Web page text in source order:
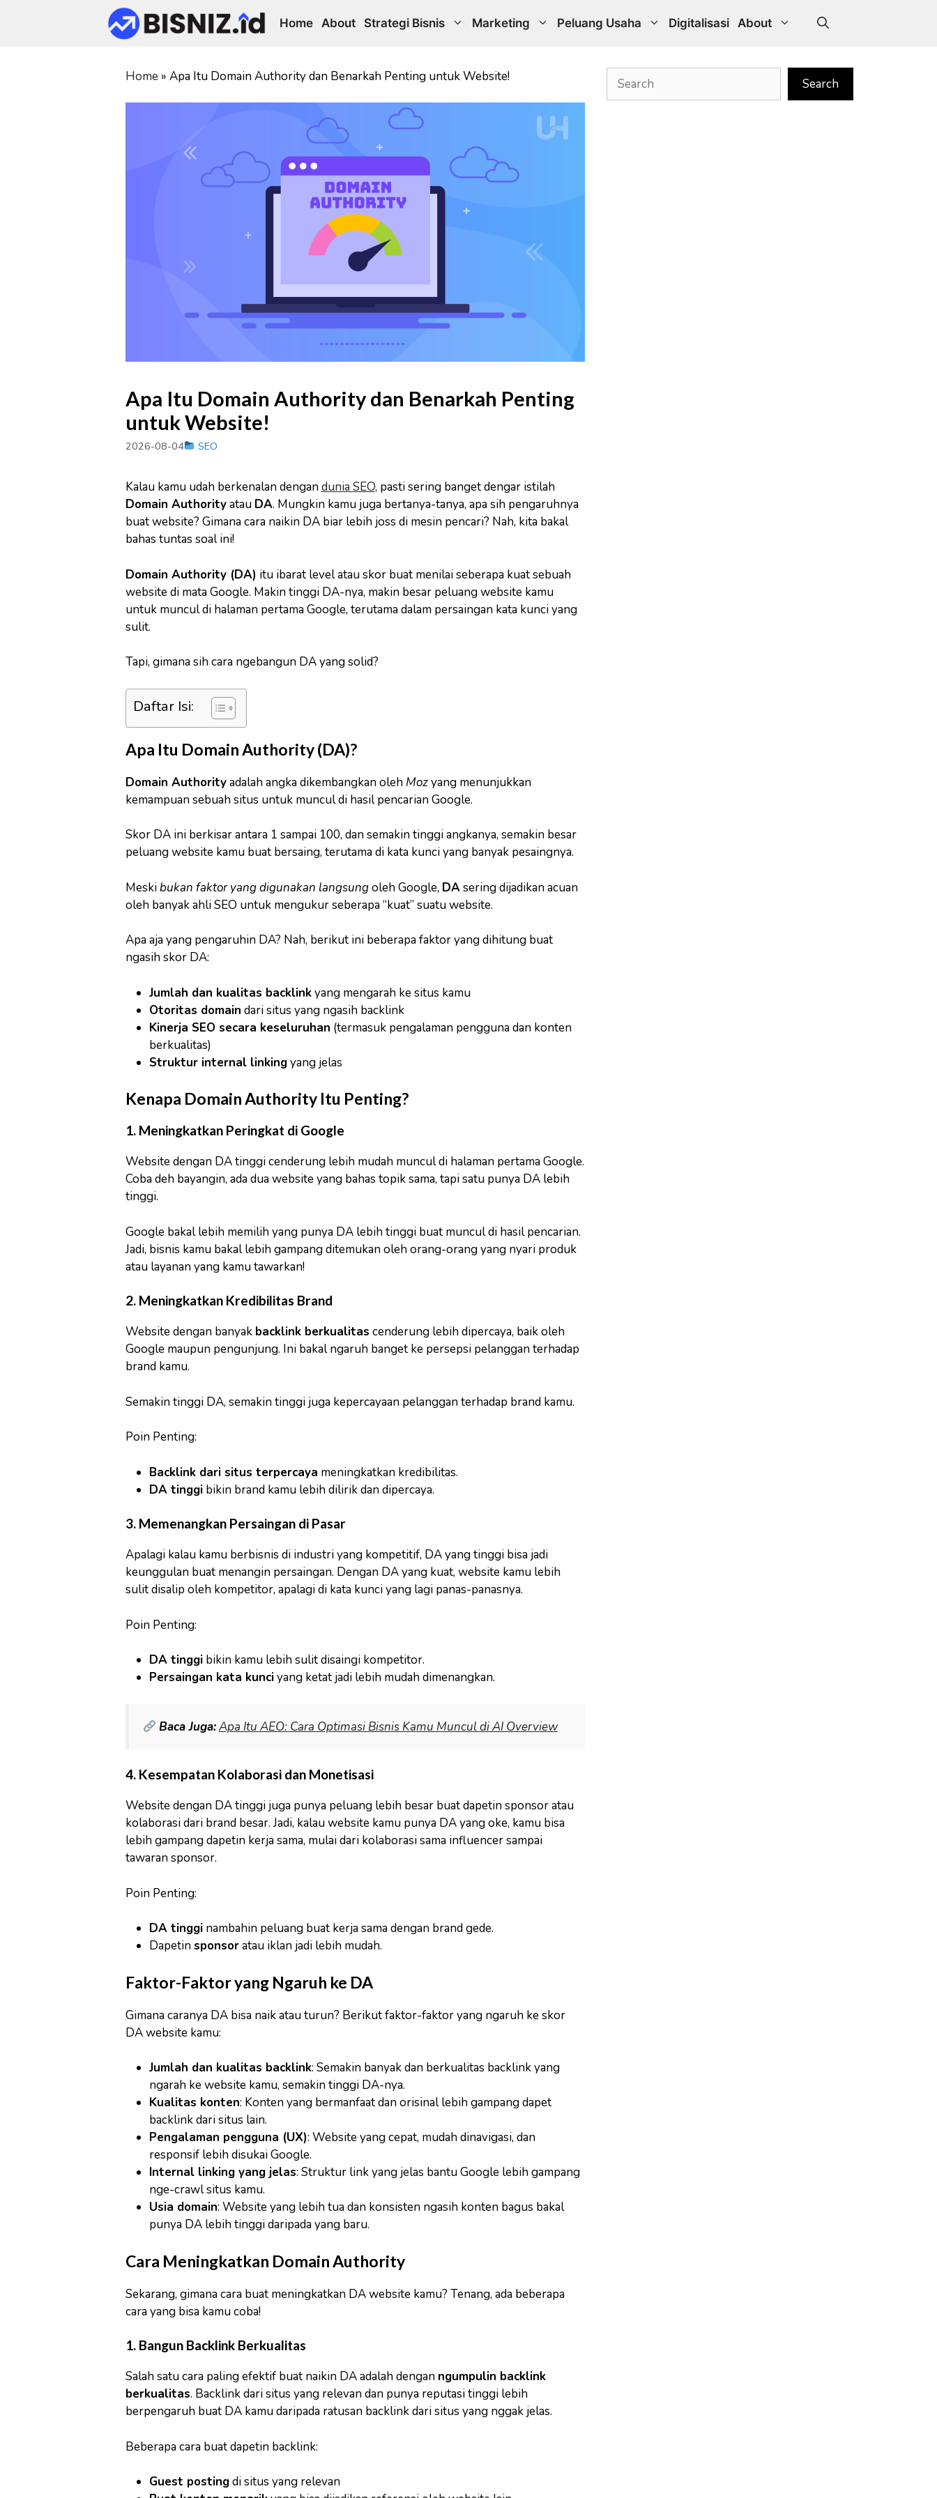
Home About Strategi Bisnis Marketing Peluang Usaha Digitalisasi About
Home » Apa Itu Domain Authority dan Benarkah Penting untuk Website!
Apa Itu Domain Authority dan Benarkah Penting
untuk Website!
2026-08-04 SEO
Kalau kamu udah berkenalan dengandunia SEO, pasti sering banget dengar istilah
Domain Authorityatau DA. Mungkin kamu juga bertanya-tanya, apa sih pengaruhnya
buat website? Gimana cara naikin DA biar lebih joss di mesin pencari? Nah, kita bakal
bahas tuntas soal ini!
Domain Authority (DA) itu ibarat level atau skor buat menilai seberapa kuat sebuah
website di mata Google. Makin tinggi DA-nya, makin besar peluang website kamu
untuk muncul di halaman pertama Google, terutama dalam persaingan kata kunci yang
sulit.
Tapi, gimana sih cara ngebangun DA yang solid?
Daftar Isi:
Apa Itu Domain Authority (DA)?
Domain Authorityadalah angka dikembangkan oleh Mozyang menunjukkan
kemampuan sebuah situs untuk muncul di hasil pencarian Google.
Skor DA ini berkisar antara 1 sampai 100, dan semakin tinggi angkanya, semakin besar
peluang website kamu buat bersaing, terutama di kata kunci yang banyak pesaingnya.
Meskibukan faktor yang digunakan langsungoleh Google, DAsering dijadikan acuan
oleh banyak ahli SEO untuk mengukur seberapa “kuat” suatu website.
Apa aja yang pengaruhin DA? Nah, berikut ini beberapa faktor yang dihitung buat
ngasih skor DA:
Jumlah dan kualitas backlinkyang mengarah ke situs kamu
Otoritas domain dari situs yang ngasih backlink
Kinerja SEO secara keseluruhan (termasuk pengalaman pengguna dan konten
berkualitas)
Struktur internal linkingyang jelas
Kenapa Domain Authority Itu Penting?
1. Meningkatkan Peringkat di Google
Website dengan DA tinggi cenderung lebih mudah muncul di halaman pertama Google.
Coba deh bayangin, ada dua website yang bahas topik sama, tapi satu punya DA lebih
tinggi.
Google bakal lebih memilih yang punya DA lebih tinggi buat muncul di hasil pencarian.
Jadi, bisnis kamu bakal lebih gampang ditemukan oleh orang-orang yang nyari produk
atau layanan yang kamu tawarkan!
2. Meningkatkan Kredibilitas Brand
Website dengan banyak backlink berkualitas cenderung lebih dipercaya, baik oleh
Google maupun pengunjung. Ini bakal ngaruh banget ke persepsi pelanggan terhadap
brand kamu.
Semakin tinggi DA, semakin tinggi juga kepercayaan pelanggan terhadap brand kamu.
Poin Penting:
Backlink dari situs terpercaya meningkatkan kredibilitas.
DA tinggibikin brand kamu lebih dilirik dan dipercaya.
3. Memenangkan Persaingan di Pasar
Apalagi kalau kamu berbisnis di industri yang kompetitif, DA yang tinggi bisa jadi
keunggulan buat menangin persaingan. Dengan DA yang kuat, website kamu lebih
sulit disalip oleh kompetitor, apalagi di kata kunci yang lagi panas-panasnya.
Poin Penting:
DA tinggibikin kamu lebih sulit disaingi kompetitor.
Persaingan kata kunciyang ketat jadi lebih mudah dimenangkan.
Baca Juga:Apa Itu AEO: Cara Optimasi Bisnis Kamu Muncul di AI Overview
4. Kesempatan Kolaborasi dan Monetisasi
Website dengan DA tinggi juga punya peluang lebih besar buat dapetin sponsor atau
kolaborasi dari brand besar. Jadi, kalau website kamu punya DA yang oke, kamu bisa
lebih gampang dapetin kerja sama, mulai dari kolaborasi sama influencer sampai
tawaran sponsor.
Poin Penting:
DA tingginambahin peluang buat kerja sama dengan brand gede.
Dapetinsponsoratau iklan jadi lebih mudah.
Faktor-Faktor yang Ngaruh ke DA
Gimana caranya DA bisa naik atau turun? Berikut faktor-faktor yang ngaruh ke skor
DA website kamu:
Jumlah dan kualitas backlink: Semakin banyak dan berkualitas backlink yang
ngarah ke website kamu, semakin tinggi DA-nya.
Kualitas konten: Konten yang bermanfaat dan orisinal lebih gampang dapet
backlink dari situs lain.
Pengalaman pengguna (UX): Website yang cepat, mudah dinavigasi, dan
responsif lebih disukai Google.
Internal linking yang jelas: Struktur link yang jelas bantu Google lebih gampang
nge-crawl situs kamu.
Usia domain: Website yang lebih tua dan konsisten ngasih konten bagus bakal
punya DA lebih tinggi daripada yang baru.
Cara Meningkatkan Domain Authority
Sekarang, gimana cara buat meningkatkan DA website kamu? Tenang, ada beberapa
cara yang bisa kamu coba!
1. Bangun Backlink Berkualitas
Salah satu cara paling efektif buat naikin DA adalah dengan ngumpulin backlink
berkualitas. Backlink dari situs yang relevan dan punya reputasi tinggi lebih
berpengaruh buat DA kamu daripada ratusan backlink dari situs yang nggak jelas.
Beberapa cara buat dapetin backlink:
Guest postingdi situs yang relevan
Search
Search